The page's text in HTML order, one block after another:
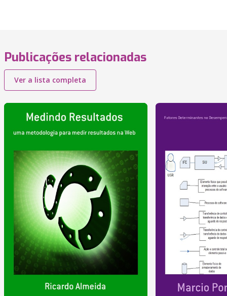
Publicações relacionadas
Ver a lista completa